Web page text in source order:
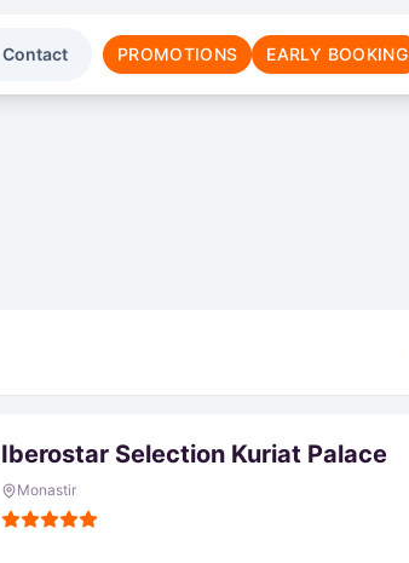
Contact PROMOTIONS EARLY BOOKING
Iberostar Selection Kuriat Palace
Monastir